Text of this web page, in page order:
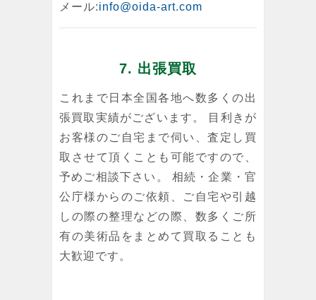
メール:info@oida-art.com
7. 出張買取
これまで日本全国各地へ数多くの出
張買取実績がございます。 目利きが
お客様のご自宅まで伺い、査定し買
取させて頂くことも可能ですので、
予めご相談下さい。 相続・企業・官
公庁様からのご依頼、ご自宅や引越
しの際の整理などの際、数多くご所
有の美術品をまとめて買取ることも
大歓迎です。